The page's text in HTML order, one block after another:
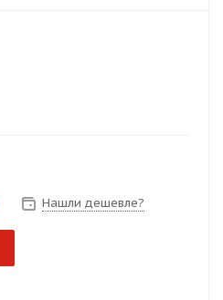
Нашли дешевле?
только
будут
карты